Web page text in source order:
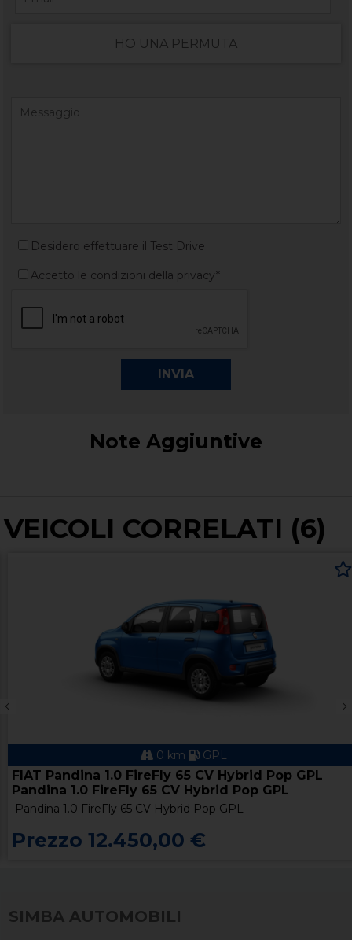
HO UNA PERMUTA
Desidero effettuare il Test Drive
Accetto le condizioni della privacy*
Note Aggiuntive
VEICOLI CORRELATI (6)
0 km GPL
FIAT Pandina 1.0 FireFly 65 CV Hybrid Pop GPL
Pandina 1.0 FireFly 65 CV Hybrid Pop GPL
Pandina 1.0 FireFly 65 CV Hybrid Pop GPL
Prezzo 12.450,00 €
SIMBA AUTOMOBILI